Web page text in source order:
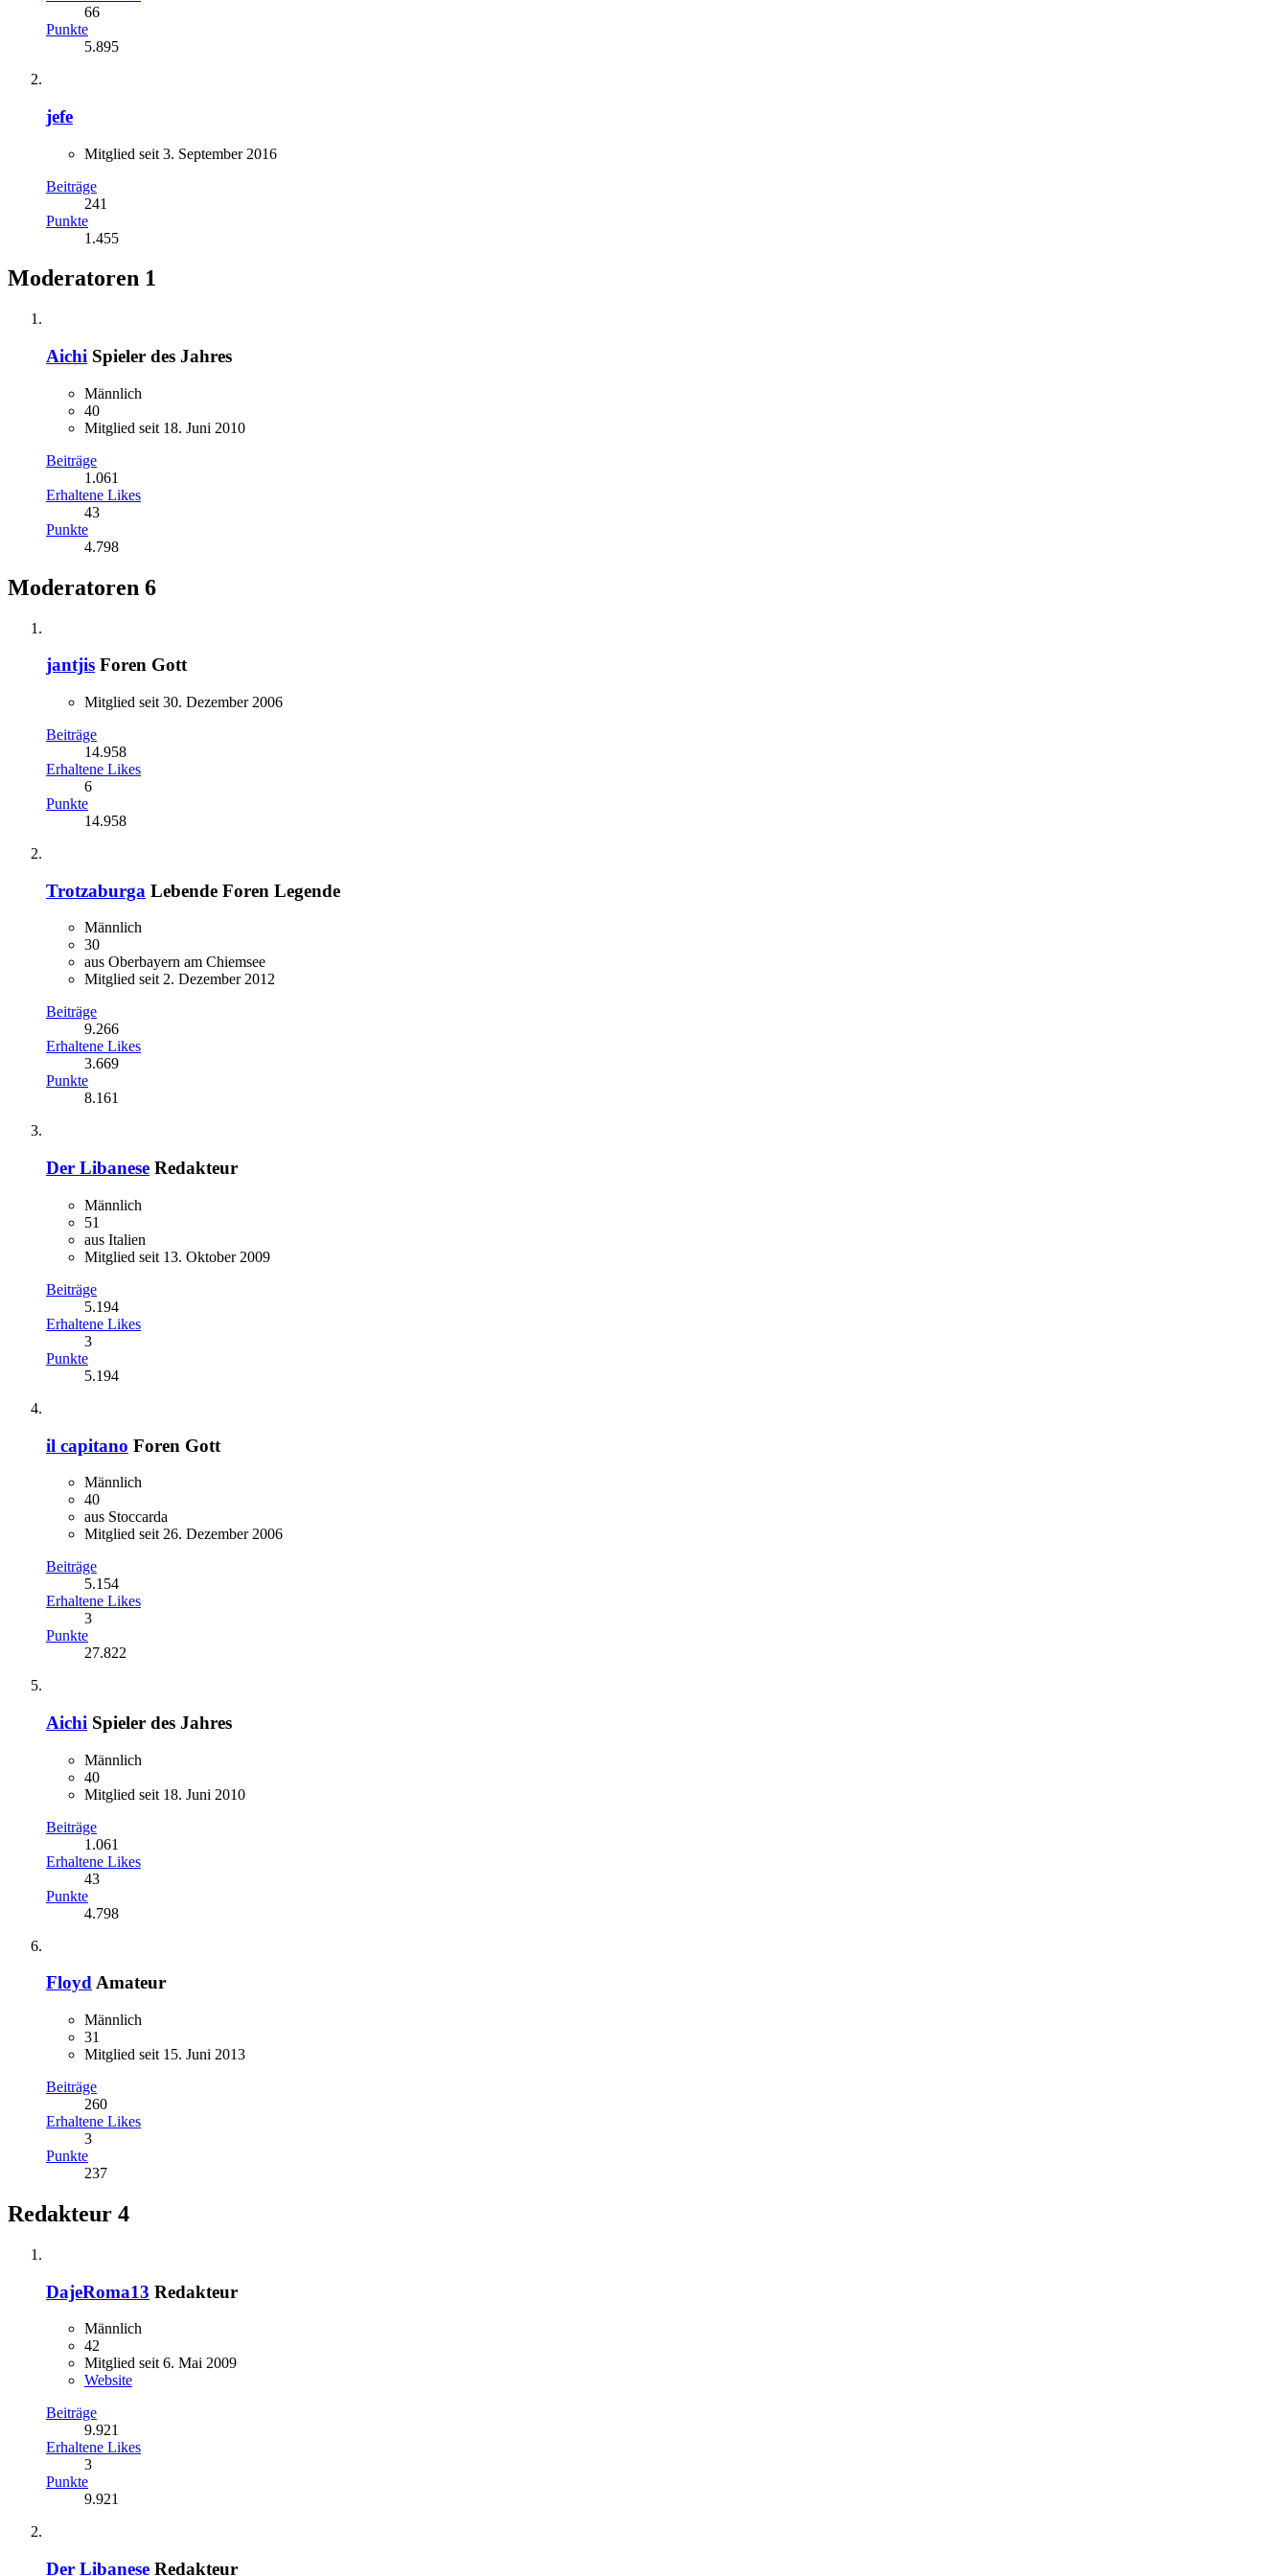
66
Punkte
5.895
jefe
Mitglied seit 3. September 2016
Beiträge
241
Punkte
1.455
Moderatoren 1
Aichi Spieler des Jahres
Männlich
40
Mitglied seit 18. Juni 2010
Beiträge
1.061
Erhaltene Likes
43
Punkte
4.798
Moderatoren 6
jantjis Foren Gott
Mitglied seit 30. Dezember 2006
Beiträge
14.958
Erhaltene Likes
6
Punkte
14.958
Trotzaburga Lebende Foren Legende
Männlich
30
aus Oberbayern am Chiemsee
Mitglied seit 2. Dezember 2012
Beiträge
9.266
Erhaltene Likes
3.669
Punkte
8.161
Der Libanese Redakteur
Männlich
51
aus Italien
Mitglied seit 13. Oktober 2009
Beiträge
5.194
Erhaltene Likes
3
Punkte
5.194
il capitano Foren Gott
Männlich
40
aus Stoccarda
Mitglied seit 26. Dezember 2006
Beiträge
5.154
Erhaltene Likes
3
Punkte
27.822
Aichi Spieler des Jahres
Männlich
40
Mitglied seit 18. Juni 2010
Beiträge
1.061
Erhaltene Likes
43
Punkte
4.798
FloydAmateur
Männlich
31
Mitglied seit 15. Juni 2013
Beiträge
260
Erhaltene Likes
3
Punkte
237
Redakteur 4
DajeRoma13 Redakteur
Männlich
42
Mitglied seit 6. Mai 2009
Website
Beiträge
9.921
Erhaltene Likes
3
Punkte
9.921
Der Libanese Redakteur